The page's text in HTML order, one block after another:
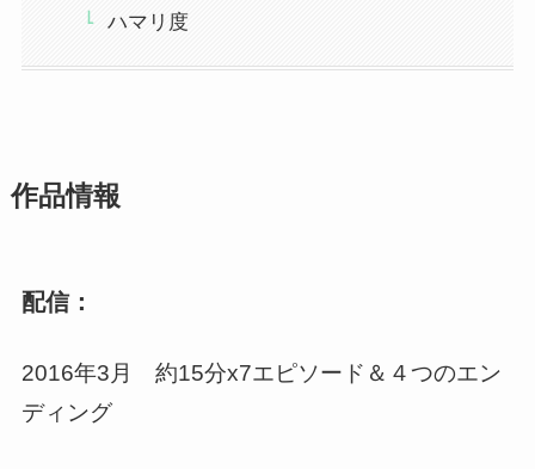
ハマリ度
作品情報
配信：
2016年3月 約15分x7エピソード＆４つのエン
ディング